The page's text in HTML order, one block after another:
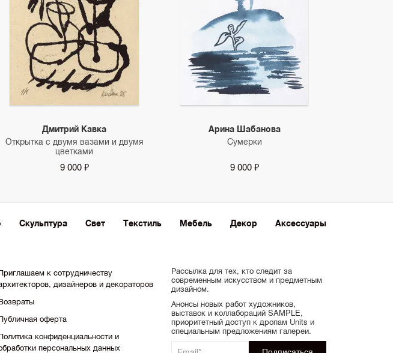
Дмитрий Кавка
Открытка с двумя вазами и двумя
цветками
9 000 ₽
Арина Шабанова
Сумерки
9 000 ₽
Скульптура Свет Текстиль Мебель Декор Аксессуары
к сотрудничеству
дизайнеров и декораторов
оферта
конфиденциальности и
персональных данных
Рассылка для тех, кто следит за
современным искусством и предметным
дизайном.
Анонсы новых работ художников,
выставок и коллабораций SAMPLE,
приоритетный доступ к дропам Units и
специальным предложениям галереи.